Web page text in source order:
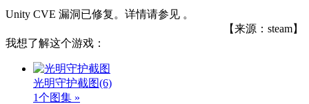
Unity CVE 漏洞已修复。详情请参见 。
【来源：steam】
我想了解这个游戏：
光明守护截图(6)
1个图集 »